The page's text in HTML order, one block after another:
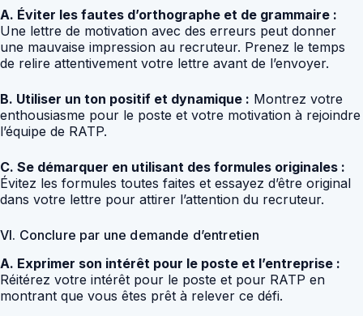
A. Éviter les fautes d’orthographe et de grammaire :
Une lettre de motivation avec des erreurs peut donner
une mauvaise impression au recruteur. Prenez le temps
de relire attentivement votre lettre avant de l’envoyer.
B. Utiliser un ton positif et dynamique : Montrez votre
enthousiasme pour le poste et votre motivation à rejoindre
l’équipe de RATP.
C. Se démarquer en utilisant des formules originales :
Évitez les formules toutes faites et essayez d’être original
dans votre lettre pour attirer l’attention du recruteur.
VI. Conclure par une demande d’entretien
A. Exprimer son intérêt pour le poste et l’entreprise :
Réitérez votre intérêt pour le poste et pour RATP en
montrant que vous êtes prêt à relever ce défi.